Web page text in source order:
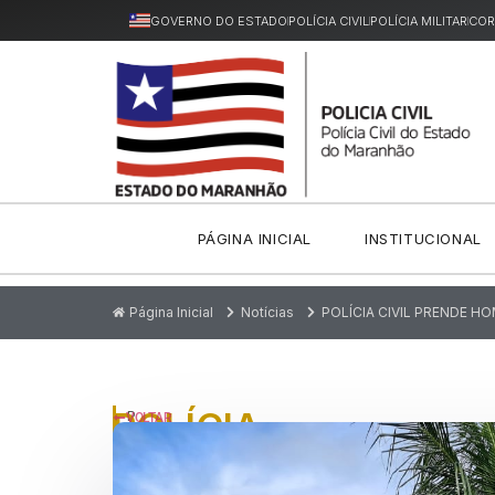
GOVERNO DO ESTADOPOLÍCIA CIVILPOLÍCIA MILITAR
PÁGINA INICIAL INSTITUCIONAL
Página Inicial Notícias POLÍCIA CIVIL PRENDE
P
ic
POLÍCIA
CIVIL
VOLTAR